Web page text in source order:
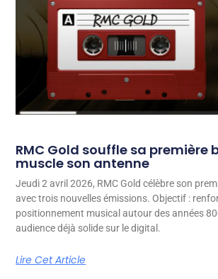
RMC Gold souffle sa première
muscle son antenne
Jeudi 2 avril 2026, RMC Gold célèbre son
avec trois nouvelles émissions. Objectif :
positionnement musical autour des années
audience déjà solide sur le digital.
Lire Cet Article